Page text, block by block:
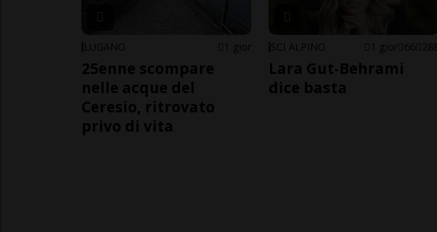
LUGANO 1 gior
25enne scompare
nelle acque del
Ceresio, ritrovato
privo di vita
SCI ALPINO 1 gior 66
Lara Gut-Behrami
dice basta